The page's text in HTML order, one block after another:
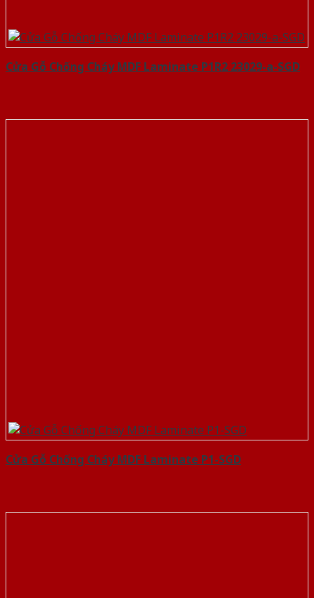
Cửa Gỗ Chống Cháy MDF Laminate P1R2 23029-a-SGD
Cửa Gỗ Chống Cháy MDF Laminate P1-SGD